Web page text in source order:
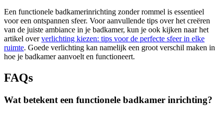
Een functionele badkamerinrichting zonder rommel is essentieel
voor een ontspannen sfeer. Voor aanvullende tips over het creëren
van de juiste ambiance in je badkamer, kun je ook kijken naar het
artikel oververlichting kiezen: tips voor de perfecte sfeer in elke
ruimte. Goede verlichting kan namelijk een groot verschil maken in
hoe je badkamer aanvoelt en functioneert.
FAQs
Wat betekent een functionele badkamer inrichting?